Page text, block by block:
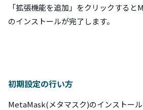
「拡張機能を追加」をクリックする
のインストールが完了します。
初期設定の行い方
MetaMask(メタマスク)のインストー